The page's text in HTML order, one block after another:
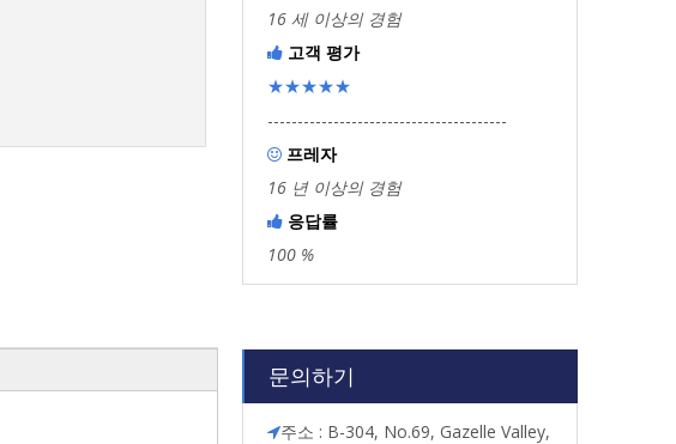
16 세 이상의 경험
 고객 평가
★★★★★
----------------------------------------
 프레자
16 년 이상의 경험
 응답률
100 %
문의하기
주소 : B-304, No.69, Gazelle Valley,